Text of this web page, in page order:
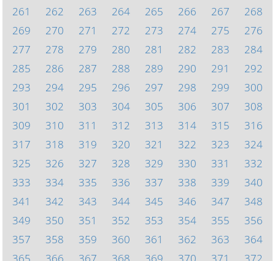
261
262 263 264 265 266 267
268
269
270 271 272 273 274 275
276
277
278 279 280 281 282 283
284
285
286 287 288 289 290 291
292
293
294 295 296 297 298 299
300
301
302 303 304 305 306 307
308
309
310 311 312 313 314 315
316
317
318 319 320 321 322 323
324
325
326 327 328 329 330 331
332
333
334 335 336 337 338 339
340
341
342 343 344 345 346 347
348
349
350 351 352 353 354 355
356
357
358 359 360 361 362 363
364